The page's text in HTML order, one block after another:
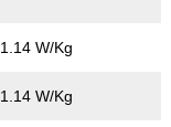
1.14 W/Kg
1.14 W/Kg